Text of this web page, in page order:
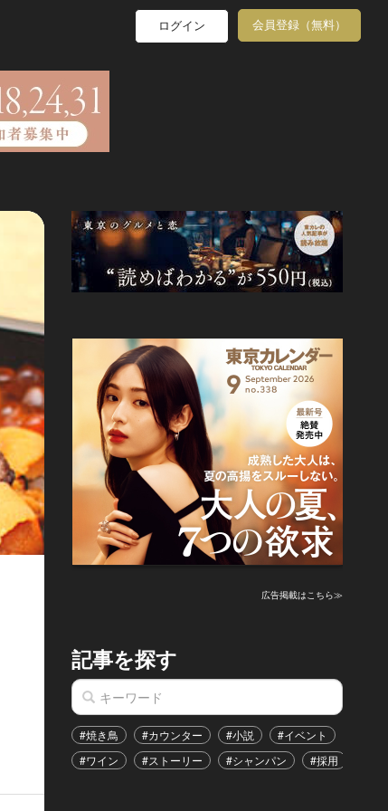
ログイン 会員登録（無料）
広告掲載はこちら≫
記事を探す
#焼き鳥 #カウンター #小説 #イベント
#ワイン
#ストーリー #シャンパン #採用